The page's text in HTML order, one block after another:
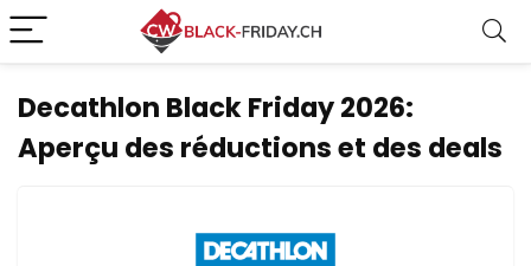
Decathlon Black Friday 2026:
Aperçu des réductions et des deals